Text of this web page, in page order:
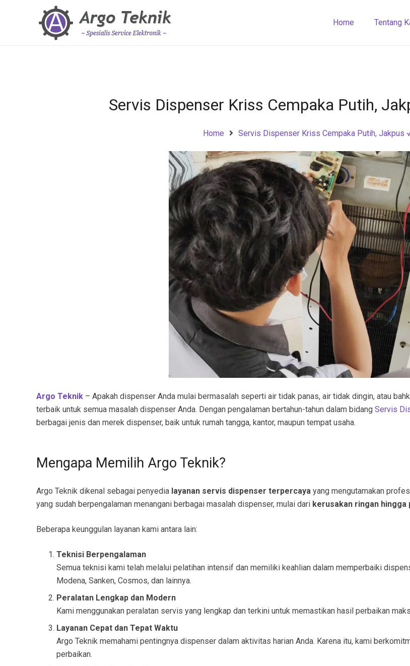
Home Tentang
Servis Dispenser Kriss Cempaka Putih,
Home Servis Dispenser Kriss Cempaka Putih, Jakpus
Argo Teknik – Apakah dispenser Anda mulai bermasalah seperti air tidak panas, air tidak dingin, atau
terbaik untuk semua masalah dispenser Anda. Dengan pengalaman bertahun-tahun dalam bidang Servis
berbagai jenis dan merek dispenser, baik untuk rumah tangga, kantor, maupun tempat usaha.
Mengapa Memilih Argo Teknik?
Argo Teknik dikenal sebagai penyedia layanan servis dispenser terpercaya yang mengutamakan
yang sudah berpengalaman menangani berbagai masalah dispenser, mulai dari kerusakan ringan hingga
Beberapa keunggulan layanan kami antara lain:
Teknisi Berpengalaman
Semua teknisi kami telah melalui pelatihan intensif dan memiliki keahlian dalam memperbaiki
Modena, Sanken, Cosmos, dan lainnya.
Peralatan Lengkap dan Modern
Kami menggunakan peralatan servis yang lengkap dan terkini untuk memastikan hasil perbaikan
Layanan Cepat dan Tepat Waktu
Argo Teknik memahami pentingnya dispenser dalam aktivitas harian Anda. Karena itu, kami
perbaikan.